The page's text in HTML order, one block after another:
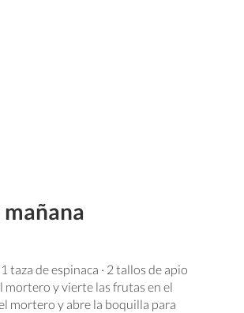
taza de espinaca · 2 tallos de apio
mortero y vierte las frutas en el
mortero y abre la boquilla para